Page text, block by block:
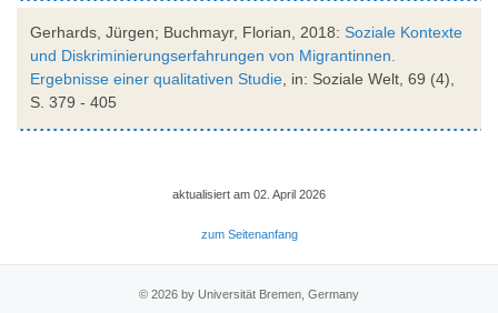
Gerhards, Jürgen; Buchmayr, Florian, 2018: Soziale Kontexte
und Diskriminierungserfahrungen von Migrantinnen.
Ergebnisse einer qualitativen Studie , in: Soziale Welt, 69 (4),
S. 379 - 405
aktualisiert am 02. April 2026
zum Seitenanfang
© 2026 by Universität Bremen, Germany